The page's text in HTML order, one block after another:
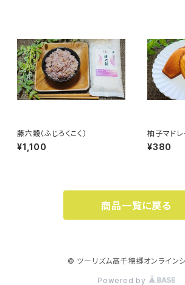
藤六穀（ふじろくこく）
¥1,100
柚子マドレ
¥380
商品一覧に戻る
© ツーリズム高千穂郷オンライン
Powered by